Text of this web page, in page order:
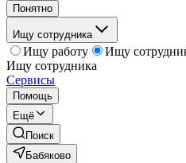
Понятно
Ищу сотрудника
Ищу работу
Ищу
Ищу сотрудника
Сервисы
Помощь
Ещё
Поиск
Бабяково